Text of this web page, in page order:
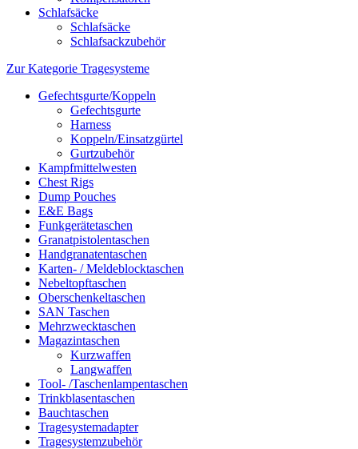
Schlafsäcke
Schlafsäcke
Schlafsackzubehör
Zur Kategorie Tragesysteme
Gefechtsgurte/Koppeln
Gefechtsgurte
Harness
Koppeln/Einsatzgürtel
Gurtzubehör
Kampfmittelwesten
Chest Rigs
Dump Pouches
E&E Bags
Funkgerätetaschen
Granatpistolentaschen
Handgranatentaschen
Karten- / Meldeblocktaschen
Nebeltopftaschen
Oberschenkeltaschen
SAN Taschen
Mehrzwecktaschen
Magazintaschen
Kurzwaffen
Langwaffen
Tool- /Taschenlampentaschen
Trinkblasentaschen
Bauchtaschen
Tragesystemadapter
Tragesystemzubehör